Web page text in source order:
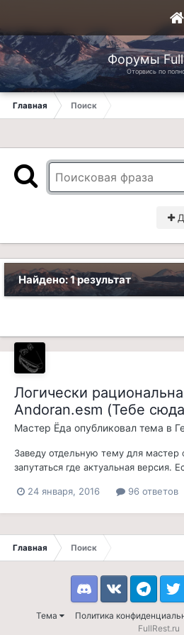
Форумы
Оторвись по
Главная Поиск
Найдено: 1 результат
Логически
Andoran.esm (Тебе
Мастер Ёда опубликовал тема в
Заведу отдельную тему для мастер
запутаться где актуальная версия.
пока что использоваться не будет.
24 января, 2016 96 ответов
Главная Поиск
Тема Политика
DiscordVK Telegram
FullRest.ru